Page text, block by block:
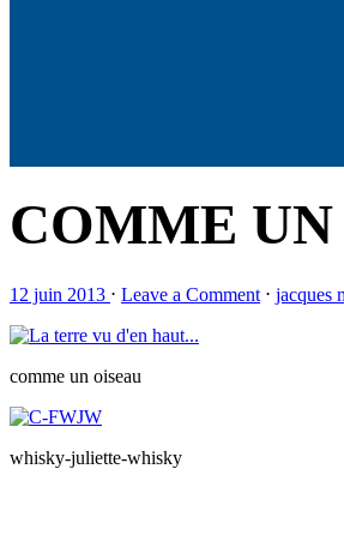
COMME
12 juin 2013 ⋅ Leave a Comment ⋅ jacques
comme un oiseau
whisky-juliette-whisky